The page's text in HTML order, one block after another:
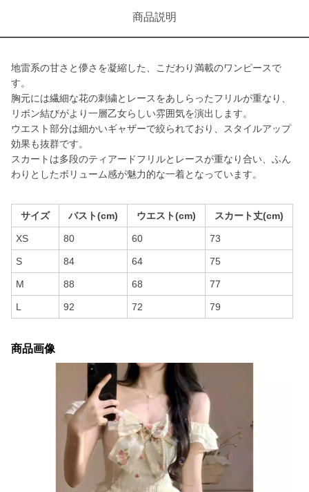
商品説明
地雷系の甘さと儚さを凝縮した、こだわり満載のワンピースで
す。
胸元には繊細な花の刺繍とレースをあしらったフリルが重なり、
リボン結びがより一層乙女らしい雰囲気を演出します。
ウエスト部分は細かいギャザーで絞られており、スタイルアップ
効果も抜群です。
スカートは多段のティアードフリルとレースが重なり合い、ふん
わりとしたボリューム感が魅力的な一着となっています。
サイズ バスト(cm) ウエスト(cm) スカート丈(cm)
XS 80 60 73
S 84 64 75
M 88 68 77
L 92 72 79
商品画像